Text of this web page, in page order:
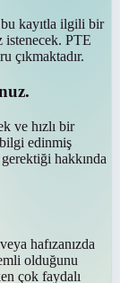
kayıtla ilgili bir
istenecek. PTE
çıkmaktadır.
ve hızlı bir
edinmiş
hakkında
hafızanızda
olduğunu
çok faydalı